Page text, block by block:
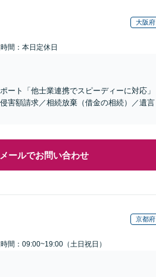
大阪府
間：本日定休日
ート「他士業連携でスピーディーに対応」
害額請求／相続放棄（借金の相続）／遺言
メールでお問い合わせ
京都府
間：09:00~19:00（土日祝日）